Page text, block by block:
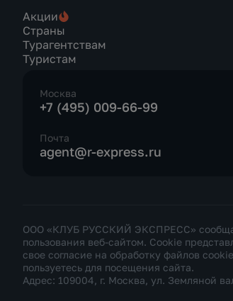
Акции
Страны
Турагентствам
Туристам
Москва
+7 (495) 009-66-99
Почта
agent@r-express.ru
ООО «КЛУБ РУССКИЙ ЭКСПРЕСС»
пользования веб-сайтом. Cookie
свое согласие на обработку файлов
пользуетесь для посещения сайта.
Адрес: 109004, г. Москва, ул. Земляной